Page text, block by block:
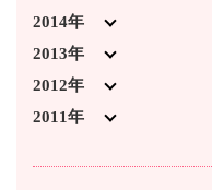
2023年3月 (5)
2023年2月 (4)
2023年1月 (1)
2022年2月 (5)
2022年1月 (1)
2021年3月 (3)
2021年2月 (3)
2021年1月 (2)
2020年1月 (3)
2019年8月 (2)
2019年7月 (3)
2019年6月 (2)
2019年4月 (3)
2018年9月 (2)
2018年8月 (1)
2018年7月 (2)
2018年6月 (2)
2017年10月 (2)
2017年9月 (1)
2017年7月 (3)
2017年6月 (2)
2016年11月 (1)
2016年10月 (2)
2016年9月 (1)
2016年8月 (1)
2015年12月 (3)
2015年11月 (1)
2015年10月 (2)
2015年9月 (1)
2014年
2014年12月 (2)
2014年11月 (2)
2014年10月 (3)
2013年
2013年12月 (4)
2013年11月 (3)
2012年
2012年12月 (1)
2011年